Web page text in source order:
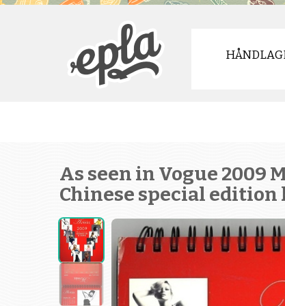
As seen in Vogue 2009
Chinese special edition